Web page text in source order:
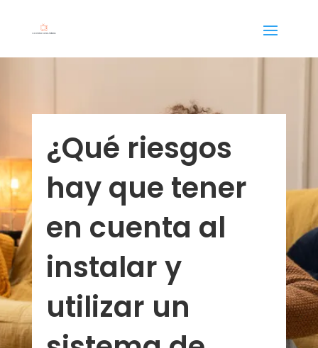
¿Qué riesgos
hay que tener
en cuenta al
instalar y
utilizar un